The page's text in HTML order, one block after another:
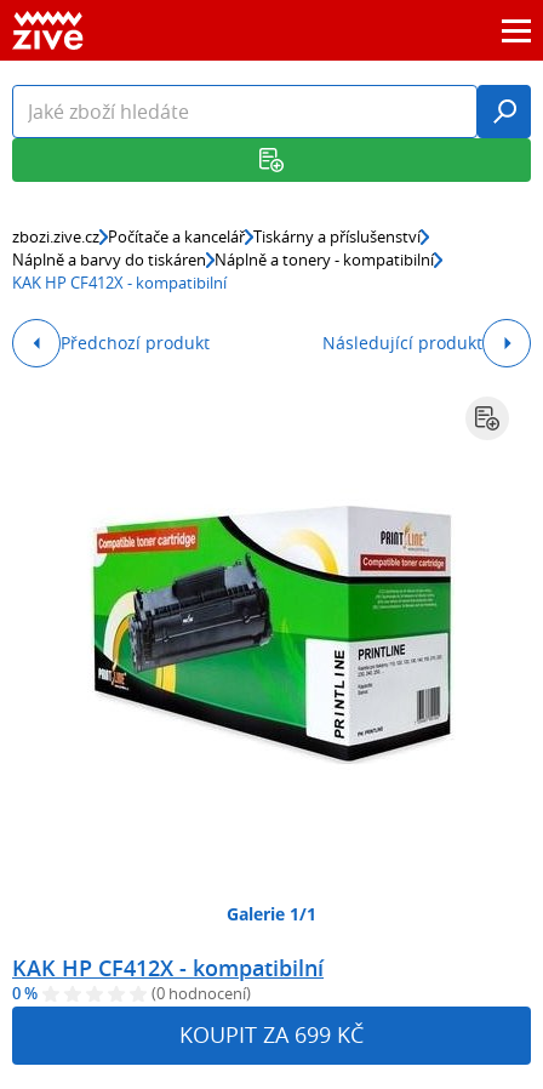
zbozi.zive.cz Počítače a kancelář Tiskárny a příslušenství
Náplně a barvy do tiskáren Náplně a tonery - kompatibilní
KAK HP CF412X - kompatibilní
Předchozí produkt Následující produkt
Galerie 1/1
KAK HP CF412X - kompatibilní
0 % (0 hodnocení)
KOUPIT ZA 699 KČ